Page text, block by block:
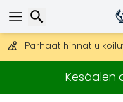
Mahdollisuus lähettää
30 päivää
Parhaat hinnat
Kesäalen